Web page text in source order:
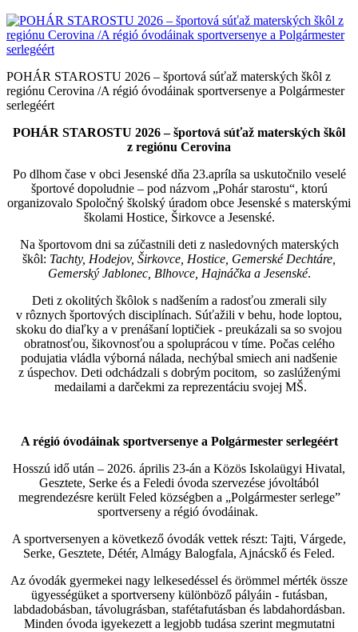
POHÁR STAROSTU 2026 – športová súťaž materských škôl z
regiónu Cerovina /A régió óvodáinak sportversenye a Polgármester
serlegéért
POHÁR STAROSTU 2026 – športová súťaž materských škôl
z regiónu Cerovina
Po dlhom čase v obci Jesenské dňa 23.apríla sa uskutočnilo veselé
športové dopoludnie – pod názvom „Pohár starostu“, ktorú
organizovalo Spoločný školský úradom obce Jesenské s materskými
školami Hostice, Širkovce a Jesenské.
Na športovom dni sa zúčastnili deti z nasledovných materských
škôl: Tachty, Hodejov, Širkovce, Hostice, Gemerské Dechtáre,
Gemerský Jablonec, Blhovce, Hajnáčka a Jesenské.
Deti z okolitých škôlok s nadšením a radosťou zmerali sily
v rôznych športových disciplínach. Súťažili v behu, hode loptou,
skoku do diaľky a v prenášaní loptičiek - preukázali sa so svojou
obratnosťou, šikovnosťou a spoluprácou v tíme. Počas celého
podujatia vládla výborná nálada, nechýbal smiech ani nadšenie
z úspechov. Deti odchádzali s dobrým pocitom, so zaslúženými
medailami a darčekmi za reprezentáciu svojej MŠ.
A régió óvodáinak sportversenye a Polgármester serlegéért
Hosszú idő után – 2026. április 23-án a Közös Iskolaügyi Hivatal,
Gesztete, Serke és a Feledi óvoda szervezése jóvoltából
megrendezésre került Feled községben a „Polgármester serlege”
sportverseny a régió óvodáinak.
A sportversenyen a következő óvodák vettek részt: Tajti, Várgede,
Serke, Gesztete, Détér, Almágy Balogfala, Ajnácskő és Feled.
Az óvodák gyermekei nagy lelkesedéssel és örömmel mérték össze
ügyességüket a sportverseny különböző pályáin - futásban,
labdadobásban, távolugrásban, stafétafutásban és labdahordásban.
Minden óvoda igyekezett a legjobb tudása szerint megmutatni